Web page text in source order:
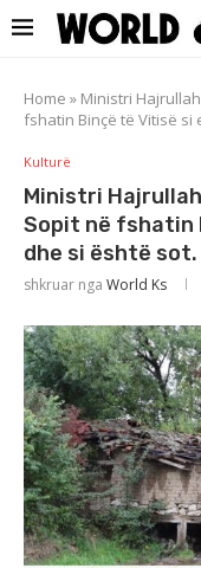
Home » Ministri
fshatin Binçë të Vitisë si
Kulturë
Ministri
Sopit në fshatin
dhe si është sot.
shkruar nga World Ks